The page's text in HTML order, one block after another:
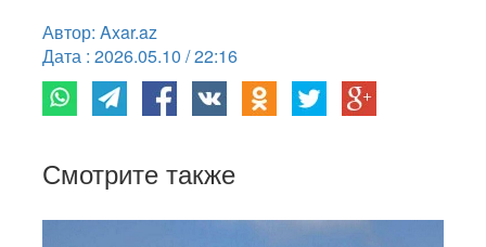
Автор: Axar.az
Дата : 2026.05.10 / 22:16
Смотрите также